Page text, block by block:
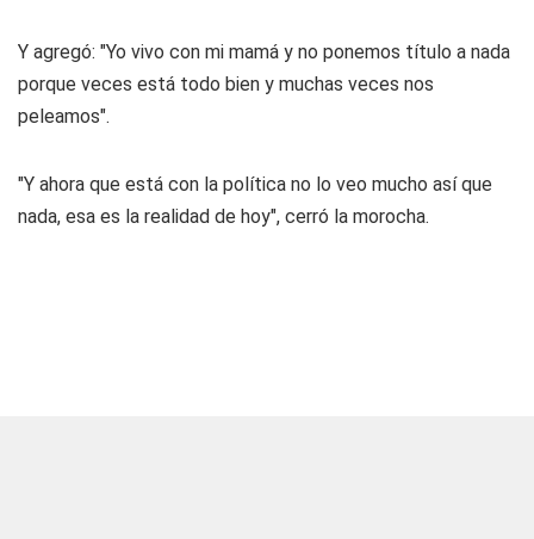
Y agregó: "Yo vivo con mi mamá y no ponemos título a nada
porque veces está todo bien y muchas veces nos
peleamos".
"Y ahora que está con la política no lo veo mucho así que
nada, esa es la realidad de hoy", cerró la morocha.